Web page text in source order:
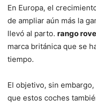
En Europa, el
de ampliar aún más la
llevó al parto. rango
marca británica que se
tiempo.
El objetivo, sin
que estos coches